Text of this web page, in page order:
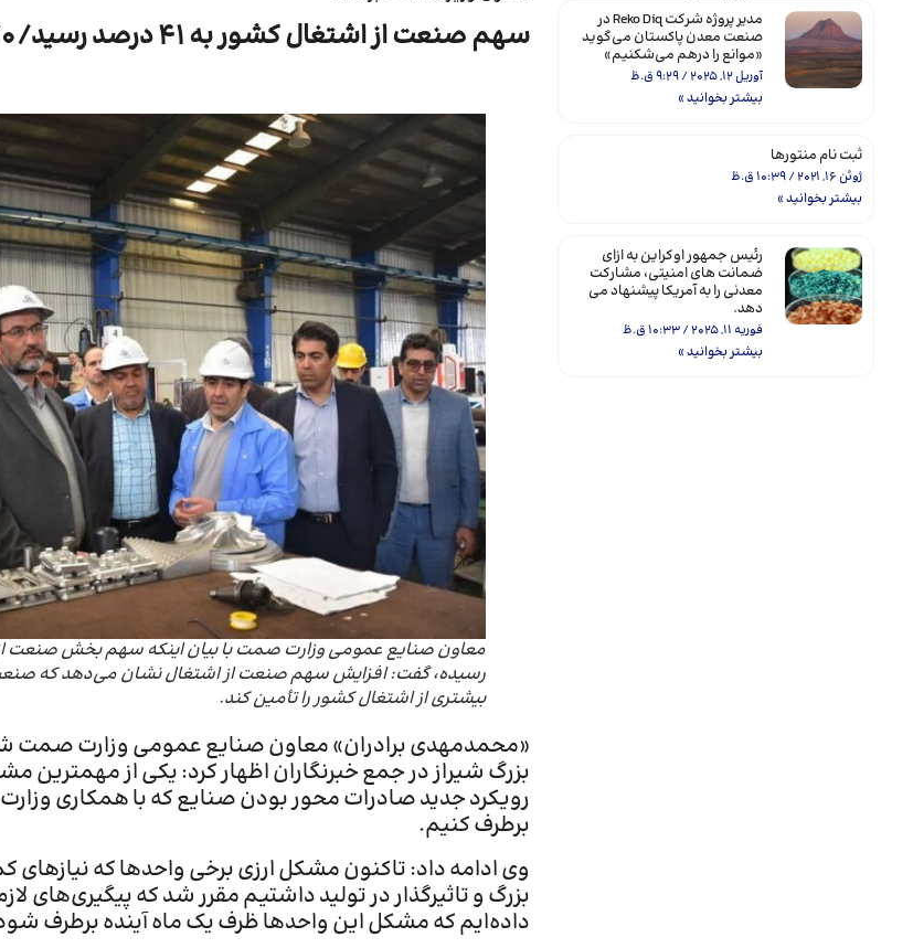
مدیر پروژه شرکت Reko Diq در
صنعت معدن پاکستان می‌گوید
«موانع را درهم می‌شکنیم»
آوریل 12, 2025
بیشتر بخوانید »
ثبت نام منتورها
ژوئن 16, 2021
بیشتر بخوانید »
رئیس جمهور اوکراین به ازای
ضمانت های امنیتی، مشارکت
معدنی را به آمریکا پیشنهاد می
دهد.
فوریه 11, 2025
بیشتر بخوانید »
سهم صنعت از اشتغال کشور به 41 درصد رسید/ 370 هزار شغل جدید ایجاد شده است
رسیده، گفت: افزایش سهم صنعت از اشتغال نشان می‌دهد که
بیشتری از اشتغال کشور را تأمین کند.
«محمدمهدی برادران» معاون صنایع عمومی وزارت صمت
بزرگ شیراز در جمع خبرنگاران اظهار کرد: یکی از
رویکرد جدید صادرات محور بودن صنایع که با همکاری
برطرف کنیم.
وی ادامه داد: تاکنون مشکل ارزی برخی واحدها که
بزرگ و تاثیرگذار در تولید داشتیم مقرر شد که پیگیری‌های
داده‌ایم که مشکل این واحدها ظرف یک ماه آینده برطرف